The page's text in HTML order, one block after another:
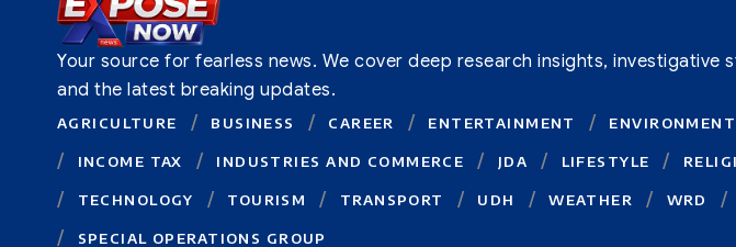
Your source for fearless news. We cover deep research insights, investigative
and the latest breaking updates.
AGRICULTURE BUSINESS CAREER ENTERTAINMENT ENVIRONMENT
INCOME TAX INDUSTRIES AND COMMERCE JDA LIFESTYLE
TECHNOLOGY TOURISM TRANSPORT UDH WEATHER WRD
SPECIAL OPERATIONS GROUP